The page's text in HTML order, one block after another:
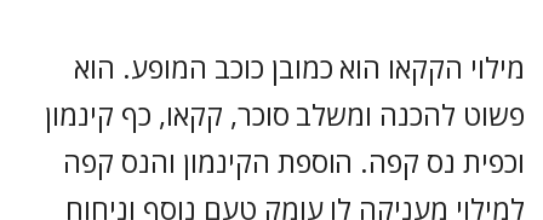
מילוי הקקאו הוא כמובן כוכב המופע. הוא
פשוט להכנה ומשלב סוכר, קקאו, כף קינמון
וכפית נס קפה. הוספת הקינמון והנס קפה
למילוי מעניקה לו עומק טעם נוסף וניחוח